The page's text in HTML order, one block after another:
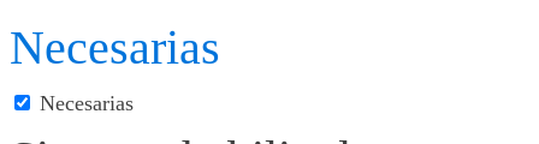
Necesarias
Necesarias